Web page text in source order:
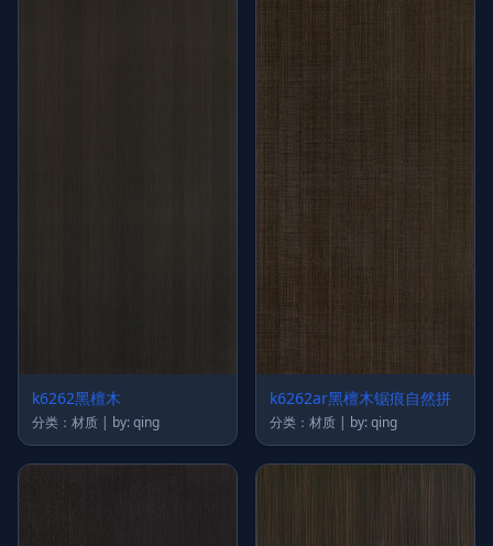
k6262黑檀木
分类：材质 | by: qing
k6262ar黑檀木锯痕自然拼
分类：材质 | by: qing